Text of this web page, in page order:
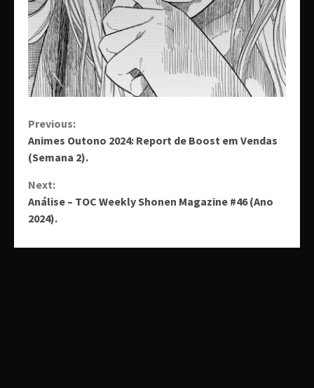
Continue
Reading
Previous:
Animes Outono 2024: Report de Boost em Vendas
(Semana 2).
Next:
Análise – TOC Weekly Shonen Magazine #46 (Ano
2024).